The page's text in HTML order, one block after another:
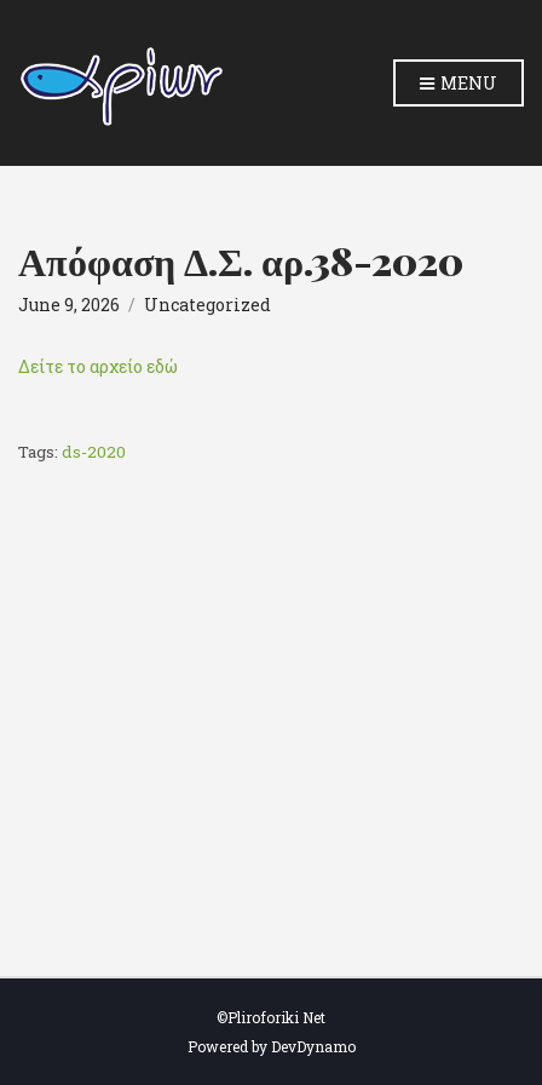
MENU
Απόφαση Δ.Σ. αρ.38-2020
June 9, 2026 Uncategorized
Δείτε το αρχείο εδώ
Tags: ds-2020
©Pliroforiki Net
Powered by DevDynamo